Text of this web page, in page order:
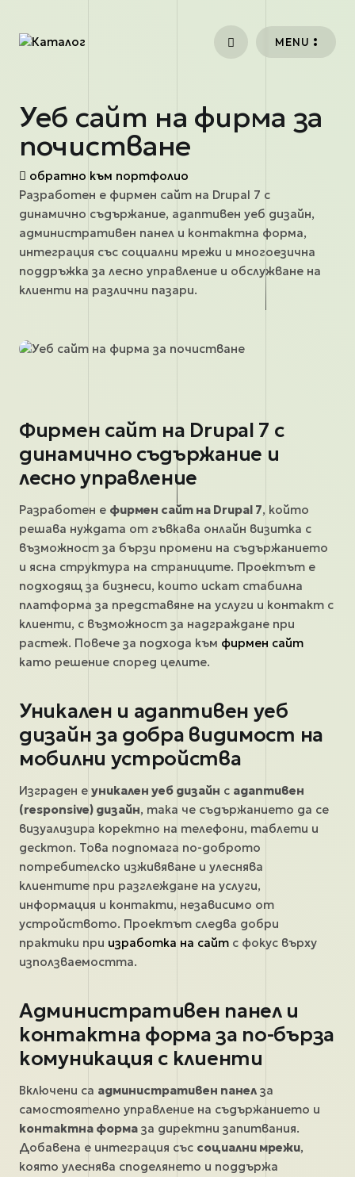
MENU
Уеб сайт на фирма за
почистване
обратно към портфолио
Разработен е фирмен сайт на Drupal 7 с
динамично съдържание, адаптивен уеб дизайн,
административен панел и контактна форма,
интеграция със социални мрежи и многоезична
поддръжка за лесно управление и обслужване на
клиенти на различни пазари.
Фирмен сайт на Drupal 7 с
динамично съдържание и
лесно управление
Разработен е фирмен сайт на Drupal 7, който
решава нуждата от гъвкава онлайн визитка с
възможност за бързи промени на съдържанието
и ясна структура на страниците. Проектът е
подходящ за бизнеси, които искат стабилна
платформа за представяне на услуги и контакт с
клиенти, с възможност за надграждане при
растеж. Повече за подхода към фирмен сайт
като решение според целите.
Уникален и адаптивен уеб
дизайн за добра видимост на
мобилни устройства
Изграден е уникален уеб дизайн с адаптивен
(responsive) дизайн, така че съдържанието да се
визуализира коректно на телефони, таблети и
десктоп. Това подпомага по-доброто
потребителско изживяване и улеснява
клиентите при разглеждане на услуги,
информация и контакти, независимо от
устройството. Проектът следва добри
практики при изработка на сайт с фокус върху
използваемостта.
Административен панел и
контактна форма за по-бърза
комуникация с клиенти
Включени са административен панел за
самостоятелно управление на съдържанието и
контактна форма за директни запитвания.
Добавена е интеграция със социални мрежи,
която улеснява споделянето и поддържа